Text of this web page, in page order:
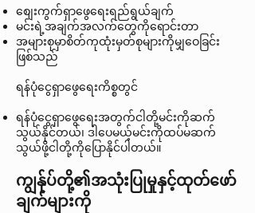
စျေးကွက်ရှာဖွေရေးရည်ရွယ်ချက်
မင်းရဲ့အချက်အလက်တွေကိုရောင်းတာ
အများစုမှာစိတ်ကုထုံးမှတ်စုများကိုမျှဝေခြင်း
ဖြစ်သည်
ရန်ပုံငွေရှာဖွေရေးကိစ္စတွင်
ရန်ပုံငွေရှာဖွေရေးအတွက်ငါတို့မင်းကိုဆက်
သွယ်နိုင်တယ်၊ ဒါပေမယ့်မင်းကိုထပ်မဆက်
သွယ်ဖို့ငါတို့ကိုပြောနိုင်ပါတယ်။
ကျွန်ုပ်တို့၏အသုံးပြုမှုနှင့်ထုတ်ဖော်
ချက်များကို